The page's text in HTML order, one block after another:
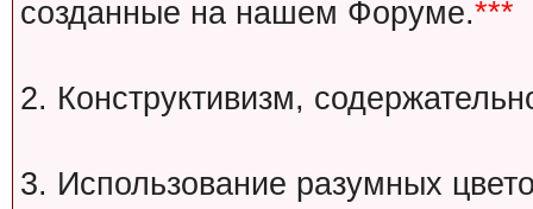
созданные на нашем Форуме.***
2. Конструктивизм,
3. Использование разумных